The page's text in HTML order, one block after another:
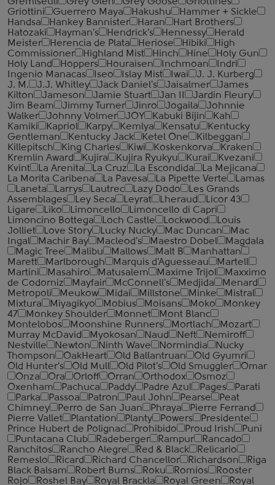
Griottini
Guerrero Maya Hakushu
Hammer + Sickle
Handsa
Hankey Bannister Haran
Hart Brothers
Hatozaki
Hayman's Hendrick's Hennessy
Herald
Meister
Herencia de Plata Heriose Hibiki
High
Commissioner
Highland Mist Hinch Hine
Holy Gun
Holy Land
Hoppers Houraisen Inchmoan
Indri
Ingenio Manacas
Iseo Islay Mist Iwai
J. J. Kurberg
J. M.
J.J. Whitley Jack Daniel's Jaisalmer
James
Kilton
Jameson Jamie Stuart Jan II
Jardin Fleury
Jim Beam
Jimmy Turner Jinro Jogaila
Johnnie
Walker
Johnny Volmer JOY Kabuki Bijin
Kah
Kamiki
Kapriol Karpy Kemlya Kensatu
Kentucky
Gentleman
Kentucky Jack Ketel One
Kilbeggan
Killepitsch
King Charles Kiwi Koskenkorva
Kraken
Kremlin Award
Kujira Kujira Ryukyu Kurai
Kvezani
Kvint
La Arenita La Cruz La Escondida
La Mejicana
La Morita Caribena
La Pavesa La Pipette Verte
Lamas
Laneta
Larrys Lautrec Lazy Dodo
Les Grands
Assemblages
Ley Seca Leyrat Lheraud
Licor 43
Ligare
Liko Limoncello
Limoncello di Capri
Limoncino Bottega
Loch Castle Lockwood
Louis
Jolliet
Love Story Lucky Nucky Mac Duncan
Mac
Ingal
Machir Bay Macleod's Maestro Dobel
Magdala
Magic Tree
Malibu Mallows Malt B
Manhattan
Marett
Marlborough Marquis d'Aguesseau
Martell
Martini
Masahiro Matusalem Maxime Trijol
Maxximo
de Codorniz
Mayfair McConnell's Medjida
Menard
Metropoli
Meukow Midai Millstone Minke
Mistral
Mixtura
Miyagikyo Mobius Moisans Moko
Monkey
47
Monkey Shoulder Monnet
Mont Blanc
Montelobos
Moonshine Runners Mortlach
Mozart
Murray McDavid
Myokosan Naud Neft
Nemiroff
Nestville
Newton Ninth Wave Normindia
Nucky
Thompson
OakHeart Old Ballantruan
Old Gyumri
Old Hunter's
Old Mull Old Pilot's Old Smuggler
Omar
Onza
Ora Orloff Orran Orthodox
Osmoz
Oxenham
Pachuca Paddy Padre Azul Pages
Parati
Parka
Passoa Patron Paul John Pearse
Peat
Chimney
Perro de San Juan Phraya
Pierre Ferrand
Pierre Vallet
Plantation Planty Powers
Presidente
Prince Hubert de Polignac
Prohibido Proud Irish
Puni
Puntacana Club
Radeberger Rampur
Rancado
Ranchitos
Rancho Alegre Red & Black
Relicario
Remeslo
Ricard Richard Chancellor Richardson
Riga
Black Balsam
Robert Burns Roku Romios
Rooster
Rojo
Roshel Bay Royal Brackla Royal Green
Royal